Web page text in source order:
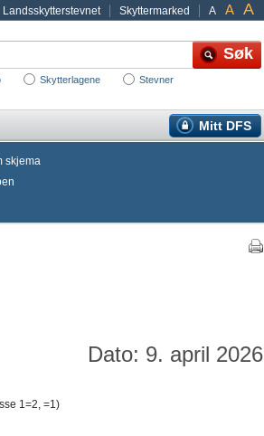
A A A
Landsskytterstevnet Skyttermarked
Skytterlagene Stevner
Mitt DFS
skjema
Dato: 9. april 2026
1=2, =1)